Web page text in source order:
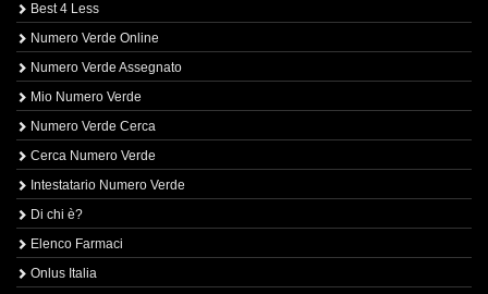
Best 4 Less
Numero Verde Online
Numero Verde Assegnato
Mio Numero Verde
Numero Verde Cerca
Cerca Numero Verde
Intestatario Numero Verde
Di chi è?
Elenco Farmaci
Onlus Italia